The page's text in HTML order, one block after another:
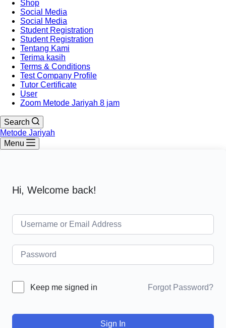
Shop
Social Media
Social Media
Student Registration
Student Registration
Tentang Kami
Terima kasih
Terms & Conditions
Test Company Profile
Tutor Certificate
User
Zoom Metode Jariyah 8 jam
Search
Metode Jariyah
Menu
Hi, Welcome back!
Keep me signed in Forgot Password?
Sign In